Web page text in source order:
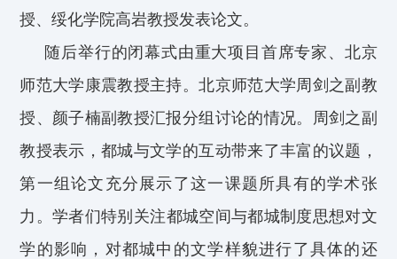
授、绥化学院高岩教授发表论文。
随后举行的闭幕式由重大项目首席专家、北京
师范大学康震教授主持。北京师范大学周剑之副教
授、 颜子楠副教授汇报分组讨论的情况。 周剑之 副
教授表示 ，都城与文学的互动带来了丰富的议题，
第一组论文 充分展示了这一课题所具有的学术张
力 。学者们特别关注都城空间与都城制度思想对文
学的影响， 对都城中的文学样貌进行了具体的还